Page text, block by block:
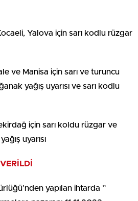
Yalova için sarı kodlu rüzgar
ve Manisa için sarı ve turuncu
yağış uyarısı ve sarı kodlu
için sarı koldu rüzgar ve
uyarısı
yapılan ihtarda ”